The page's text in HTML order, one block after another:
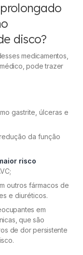
disco?
medicamentos,
pode trazer
gastrite, úlceras e
redução da função
risco
outros fármacos de
e diuréticos.
em
que são
de dor persistente